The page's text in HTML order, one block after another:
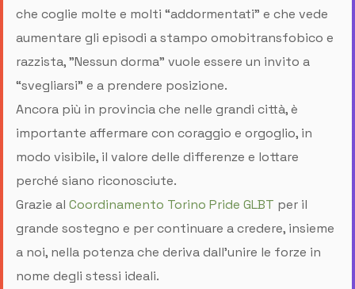
che coglie molte e molti “addormentati” e che vede
aumentare gli episodi a stampo omobitransfobico e
razzista, "Nessun dorma" vuole essere un invito a
“svegliarsi” e a prendere posizione.
Ancora più in provincia che nelle grandi città, è
importante affermare con coraggio e orgoglio, in
modo visibile, il valore delle differenze e lottare
perché siano riconosciute.
Grazie al Coordinamento Torino Pride GLBT per il
grande sostegno e per continuare a credere, insieme
a noi, nella potenza che deriva dall'unire le forze in
nome degli stessi ideali.